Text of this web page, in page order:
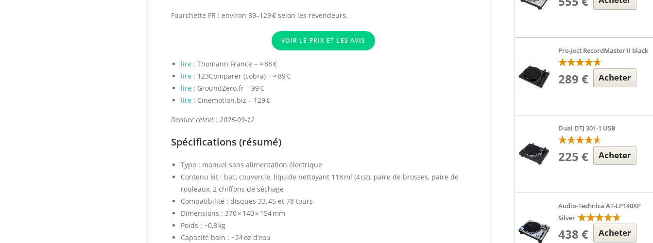
Fourchette FR : environ 89–129 € selon les revendeurs.
VOIR LE PRIX ET LES AVIS
lire : Thomann France – ≈ 88 €
lire : 123Comparer (cobra) – ≈ 89 €
lire : GroundZero.fr – 99 €
lire : Cinemotion.biz – 129 €
Dernier relevé : 2025-09-12
Spécifications (résumé)
Type : manuel sans alimentation électrique
Contenu kit : bac, couvercle, liquide nettoyant 118 ml (4 oz), paire de brosses, paire de
rouleaux, 2 chiffons de séchage
Compatibilité : disques 33, 45 et 78 tours
Dimensions : 370 × 140 × 154 mm
Poids : ~0,8 kg
Capacité bain : ~24 oz d’eau
Pro-Ject RecordMaster II black
289 € Acheter
Dual DTJ 301-1 USB
225 € Acheter
Audio-Technica AT-LP140XP
Silver
438 € Acheter